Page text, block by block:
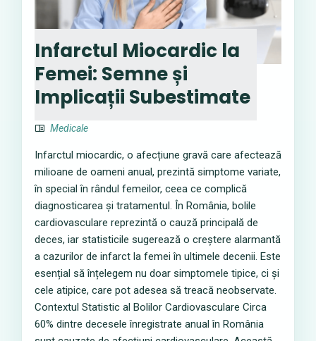
Infarctul Miocardic la
Femei: Semne și
Implicații Subestimate
Medicale
Infarctul miocardic, o afecțiune gravă care afectează
milioane de oameni anual, prezintă simptome variate,
în special în rândul femeilor, ceea ce complică
diagnosticarea și tratamentul. În România, bolile
cardiovasculare reprezintă o cauză principală de
deces, iar statisticile sugerează o creștere alarmantă
a cazurilor de infarct la femei în ultimele decenii. Este
esențial să înțelegem nu doar simptomele tipice, ci și
cele atipice, care pot adesea să treacă neobservate.
Contextul Statistic al Bolilor Cardiovasculare Circa
60% dintre decesele înregistrate anual în România